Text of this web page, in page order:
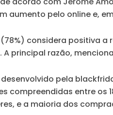
aumento pelo online e,
considera positiva a
A principal razão,
pela
compreendidas entre os
e a maioria dos